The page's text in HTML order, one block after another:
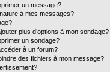
un message?
à mes messages?
plus d’options à mon sondage?
un sondage?
à un forum?
des fichiers à mon message?